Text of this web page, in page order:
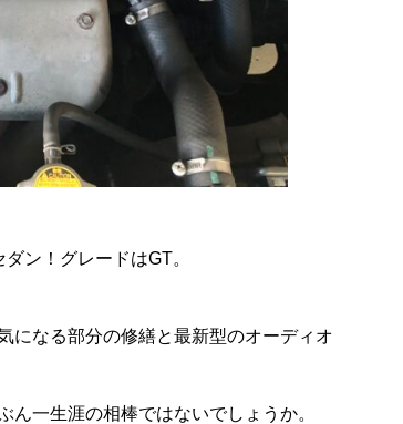
ン！グレードはGT。
になる部分の修繕と最新型のオーディオ
一生涯の相棒ではないでしょうか。